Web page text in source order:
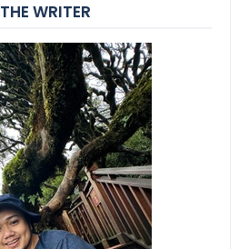
THE WRITER